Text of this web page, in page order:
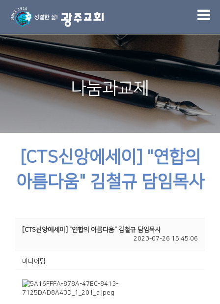
1
나눔과교제
[CTS신앙에세이] "연합의
아름다움" 김철규 담임목사
[CTS신앙에세이] "연합의 아름다움" 김철규 담임목사
2023-07-26 15:45:06
미디어팀